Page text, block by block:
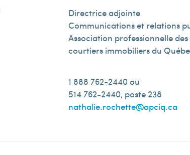
Directrice adjointe
Communications et relations
Association professionnelle des
courtiers immobiliers du
1 888 762-2440 ou
514 762-2440, poste 238
nathalie.rochette@apciq.ca